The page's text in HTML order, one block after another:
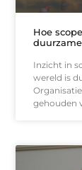
Hoe
Inzicht in
wereld is
gehouden